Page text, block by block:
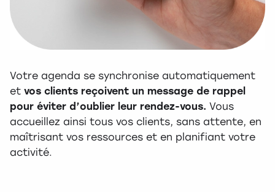
Votre agenda se synchronise automatiquement
et vos clients reçoivent un message de rappel
pour éviter d’oublier leur rendez-vous. Vous
accueillez ainsi tous vos clients, sans attente, en
maîtrisant vos ressources et en planifiant votre
activité.